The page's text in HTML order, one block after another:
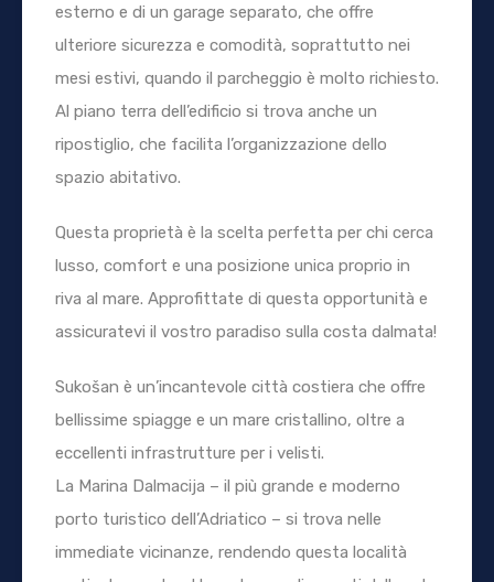
esterno e di un garage separato, che offre
ulteriore sicurezza e comodità, soprattutto nei
mesi estivi, quando il parcheggio è molto richiesto.
Al piano terra dell’edificio si trova anche un
ripostiglio, che facilita l’organizzazione dello
spazio abitativo.
Questa proprietà è la scelta perfetta per chi cerca
lusso, comfort e una posizione unica proprio in
riva al mare. Approfittate di questa opportunità e
assicuratevi il vostro paradiso sulla costa dalmata!
Sukošan è un’incantevole città costiera che offre
bellissime spiagge e un mare cristallino, oltre a
eccellenti infrastrutture per i velisti.
La Marina Dalmacija – il più grande e moderno
porto turistico dell’Adriatico – si trova nelle
immediate vicinanze, rendendo questa località